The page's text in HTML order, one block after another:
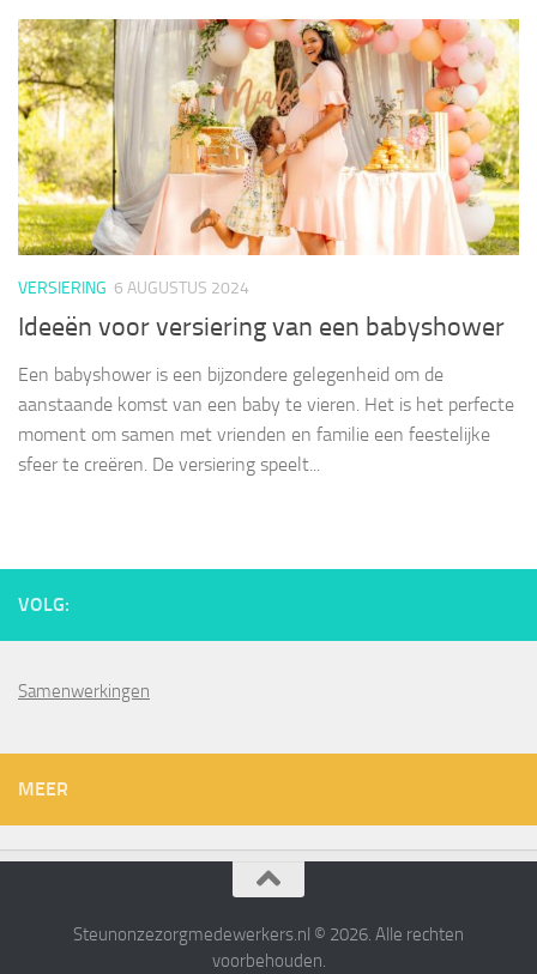
VERSIERING 6 AUGUSTUS 2024
Ideeën voor versiering van een babyshower
Een babyshower is een bijzondere gelegenheid om de
aanstaande komst van een baby te vieren. Het is het perfecte
moment om samen met vrienden en familie een feestelijke
sfeer te creëren. De versiering speelt...
VOLG:
Samenwerkingen
MEER
Steunonzezorgmedewerkers.nl © 2026. Alle rechten
voorbehouden.